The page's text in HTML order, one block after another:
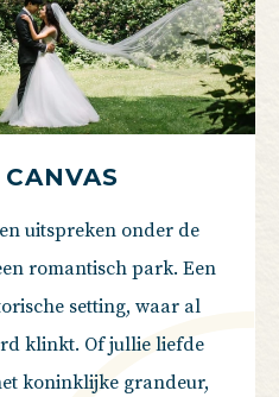
uitspreken onder de
romantisch park. Een
setting, waar al
klinkt. Of jullie liefde
koninklijke grandeur,